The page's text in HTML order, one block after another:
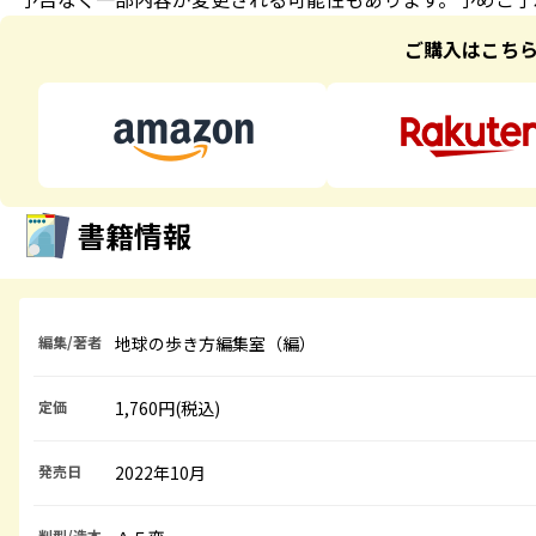
ご購入はこち
書籍情報
編集/著者 地球の歩き方編集室（編）
定価 1,760円(税込)
発売日 2022年10月